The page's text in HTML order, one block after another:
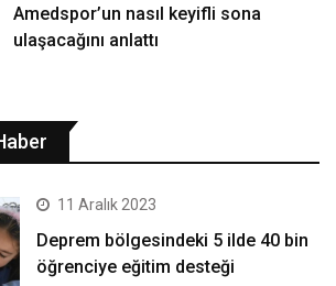
Amedspor’un nasıl keyifli sona
ulaşacağını anlattı
11 Aralık 2023
Deprem bölgesindeki 5 ilde 40 bin
öğrenciye eğitim desteği